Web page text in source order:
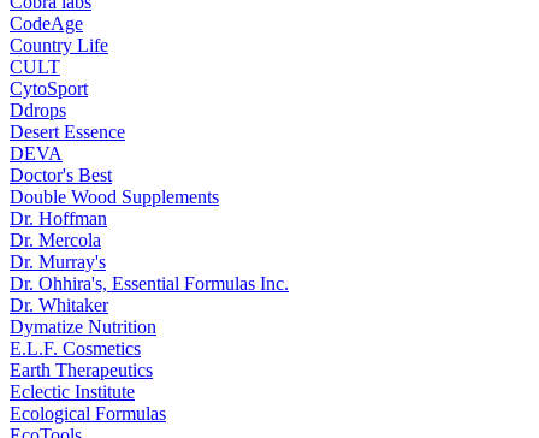
CodeAge
Country Life
CULT
CytoSport
Ddrops
Desert Essence
DEVA
Doctor's Best
Double Wood Supplements
Dr. Hoffman
Dr. Mercola
Dr. Murray's
Dr. Ohhira's, Essential Formulas Inc.
Dr. Whitaker
Dymatize Nutrition
E.L.F. Cosmetics
Earth Therapeutics
Eclectic Institute
Ecological Formulas